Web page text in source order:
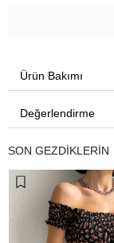
Ürün Bakımı
Değerlendirme
SON GEZDİKLERİN